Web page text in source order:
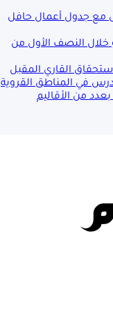
مع جدول أعمال حافل
النصف الأول من
القاري المقبل
في المناطق القروية
من الأقاليم